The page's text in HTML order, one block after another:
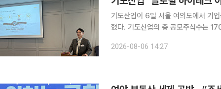
기도산업이 6일 서울 여의도에서 기
혔다. 기도산업의 총 공모주식수는 170만주이며, 1주당 공모 희망가 범위는 2만4800원~2만
자를 대상으로 수요예측을 진행했으
2026-08-06 14:27